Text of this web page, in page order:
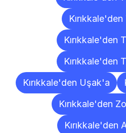
Kırıkkale'den
Kırıkkale'den
Kırıkkale'den Uşak'a
Kırıkkale'den
Kırıkkale'den